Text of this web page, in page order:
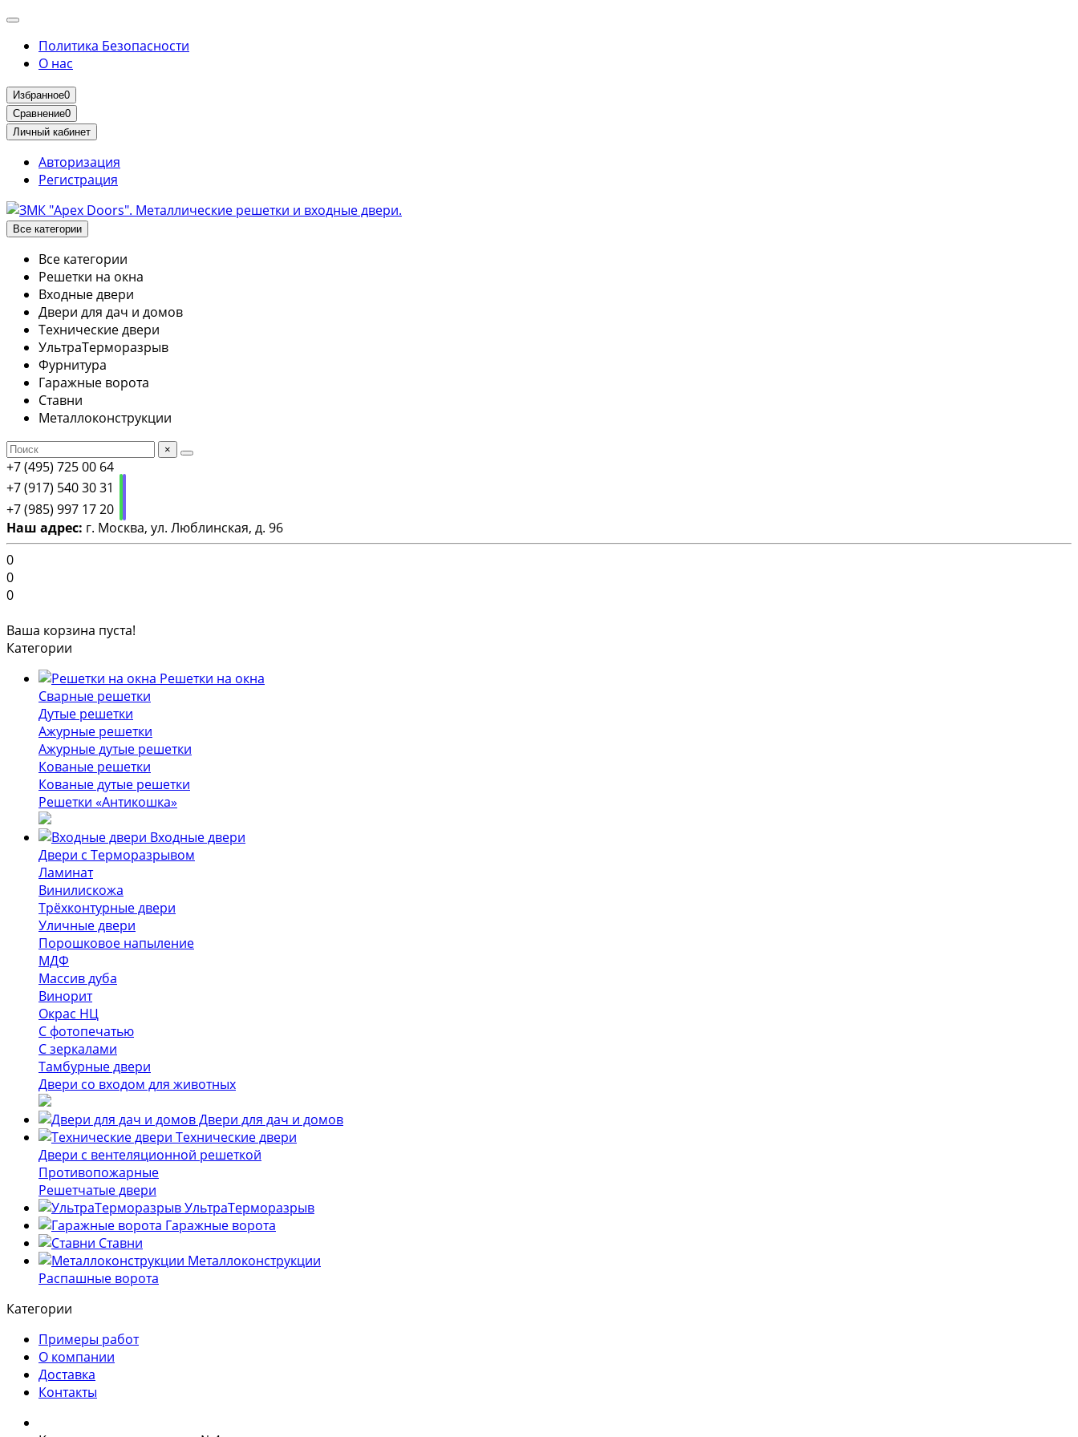
Политика Безопасности
О нас
Избранное0
Сравнение0
Личный кабинет
Авторизация
Регистрация
Все категории
Все категории
Решетки на окна
Входные двери
Двери для дач и домов
Технические двери
УльтраТерморазрыв
Фурнитура
Гаражные ворота
Ставни
Металлоконструкции
×
+7 (495) 725 00 64
+7 (917) 540 30 31
+7 (985) 997 17 20
Наш адрес: г. Москва, ул. Люблинская, д. 96
0
0
0
Ваша корзина пуста!
Категории
Решетки на окна
Сварные решетки
Дутые решетки
Ажурные решетки
Ажурные дутые решетки
Кованые решетки
Кованые дутые решетки
Решетки «Антикошка»
Входные двери
Двери с Терморазрывом
Ламинат
Винилискожа
Трёхконтурные двери
Уличные двери
Порошковое напыление
МДФ
Массив дуба
Винорит
Окрас НЦ
С фотопечатью
С зеркалами
Тамбурные двери
Двери со входом для животных
Двери для дач и домов
Технические двери
Двери с вентеляционной решеткой
Противопожарные
Решетчатые двери
УльтраТерморазрыв
Гаражные ворота
Ставни
Металлоконструкции
Распашные ворота
Категории
Примеры работ
О компании
Доставка
Контакты